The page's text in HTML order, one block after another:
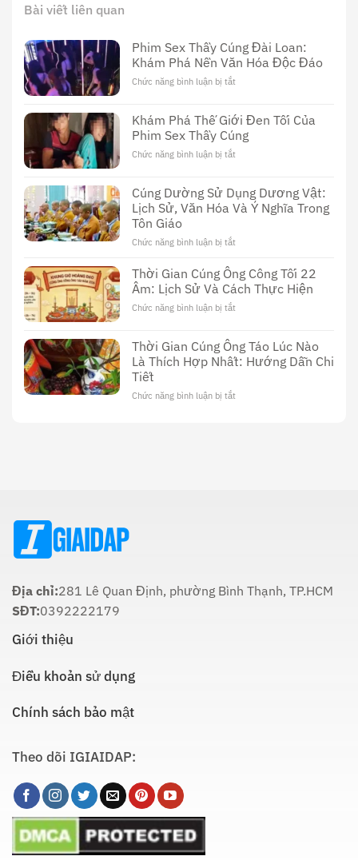
Bài viết liên quan
Phim Sex Thầy Cúng Đài Loan:
Khám Phá Nền Văn Hóa Độc Đáo
Chức năng bình luận bị tắt
Thầy
Cúng
Phá
Nền
Khám Phá Thế Giới Đen Tối Của
Phim Sex Thầy Cúng
Chức năng bình luận bị tắt
Thế
Giới
Sex
Thầy
Cúng Dường Sử Dụng Dương Vật:
Lịch Sử, Văn Hóa Và Ý Nghĩa Trong
Tôn Giáo
Chức năng bình luận bị tắt
Dường
Sử
Dụng
Sử,
Văn
Thời Gian Cúng Ông Công Tối 22
Âm: Lịch Sử Và Cách Thực Hiện
Chức năng bình luận bị tắt
Cúng
Ông
Thời Gian Cúng Ông Táo Lúc Nào
Là Thích Hợp Nhất: Hướng Dẫn Chi
Tiết
Chức năng bình luận bị tắt
Chi
Địa chỉ:281 Lê Quan Định, phường Bình Thạnh, TP.HCM
SĐT:0392222179
Giới thiệu
Điều khoản sử dụng
Chính sách bảo mật
Theo dõi IGIAIDAP: